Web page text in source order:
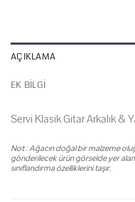
AÇIKLAMA
EK BILGI
Servi Klasik Gitar Arkalık &
Not : Ağacın doğal bir malzeme
gönderilecek ürün görselde yer
sınıflandırma özelliklerini taşır.